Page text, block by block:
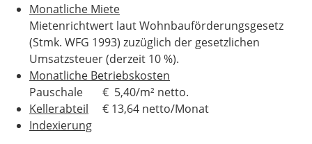
Monatliche Miete
Mietenrichtwert laut Wohnbauförderungsgesetz
(Stmk. WFG 1993) zuzüglich der gesetzlichen
Umsatzsteuer (derzeit 10 %).
Monatliche Betriebskosten
Pauschale € 5,40/m² netto.
Kellerabteil € 13,64 netto/Monat
Indexierung